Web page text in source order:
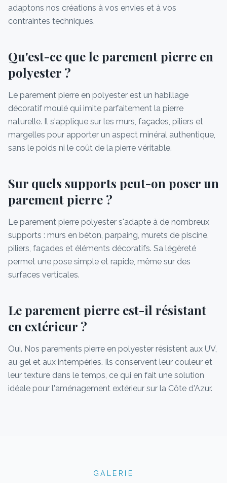
adaptons nos créations à vos envies et à vos
contraintes techniques.
Qu'est-ce que le parement pierre en
polyester ?
Le parement pierre en polyester est un habillage
décoratif moulé qui imite parfaitement la pierre
naturelle. Il s'applique sur les murs, façades, piliers et
margelles pour apporter un aspect minéral authentique,
sans le poids ni le coût de la pierre véritable.
Sur quels supports peut-on poser un
parement pierre ?
Le parement pierre polyester s'adapte à de nombreux
supports : murs en béton, parpaing, murets de piscine,
piliers, façades et éléments décoratifs. Sa légèreté
permet une pose simple et rapide, même sur des
surfaces verticales.
Le parement pierre est-il résistant
en extérieur ?
Oui. Nos parements pierre en polyester résistent aux UV,
au gel et aux intempéries. Ils conservent leur couleur et
leur texture dans le temps, ce qui en fait une solution
idéale pour l'aménagement extérieur sur la Côte d'Azur.
GALERIE